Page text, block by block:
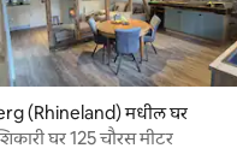
(Rhineland) मधील घर
घर 125 चौरस मीटर